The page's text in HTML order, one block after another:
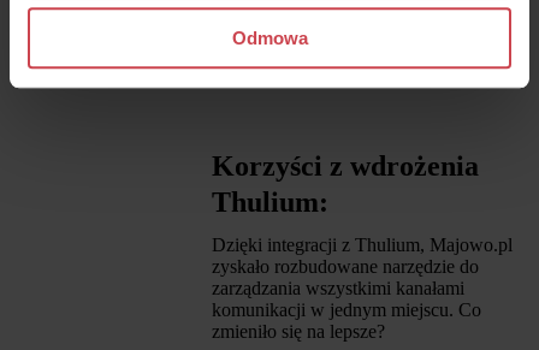
Odmowa
Korzyści z wdrożenia
Thulium:
Dzięki integracji z Thulium, Majowo.pl
zyskało rozbudowane narzędzie do
zarządzania wszystkimi kanałami
komunikacji w jednym miejscu. Co
zmieniło się na lepsze?